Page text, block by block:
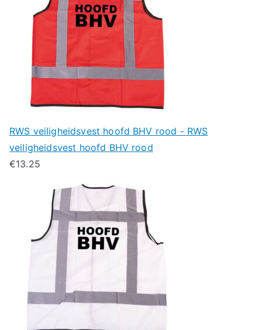
RWS veiligheidsvest hoofd BHV rood - RWS
veiligheidsvest hoofd BHV rood
€13.25